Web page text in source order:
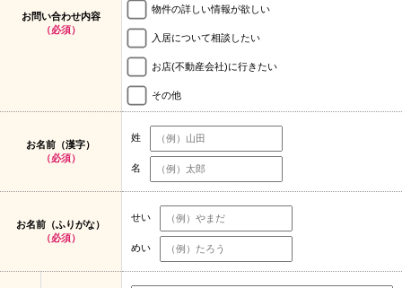
お問い合わせ内容
（必須）
物件の詳しい情報が欲しい
入居について相談したい
お店(不動産会社)に行きたい
その他
お名前（漢字）
（必須）
姓
名
お名前（ふりがな）
（必須）
せい
めい